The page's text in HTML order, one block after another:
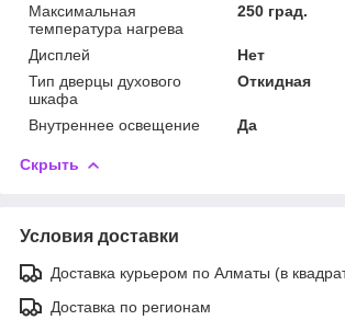
Максимальная
температура нагрева
250 град.
Дисплей
Нет
Тип дверцы духового
шкафа
Откидная
Внутреннее освещение Да
Скрыть
Условия доставки
Доставка курьером по Алматы (в
Доставка по регионам